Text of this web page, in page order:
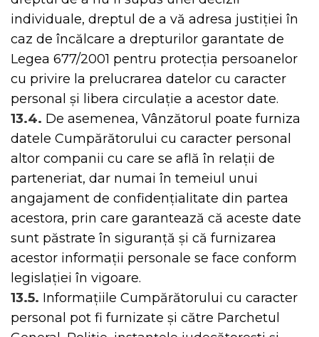
individuale, dreptul de a vă adresa justiției în
caz de încălcare a drepturilor garantate de
Legea 677/2001 pentru protecția persoanelor
cu privire la prelucrarea datelor cu caracter
personal și libera circulație a acestor date.
13.4. De asemenea, Vânzătorul poate furniza
datele Cumpărătorului cu caracter personal
altor companii cu care se află în relații de
parteneriat, dar numai în temeiul unui
angajament de confidențialitate din partea
acestora, prin care garantează că aceste date
sunt păstrate în siguranță și că furnizarea
acestor informații personale se face conform
legislației în vigoare.
13.5. Informațiile Cumpărătorului cu caracter
personal pot fi furnizate și către Parchetul